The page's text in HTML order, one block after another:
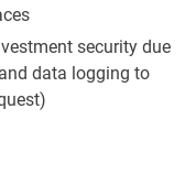
security due
data logging to